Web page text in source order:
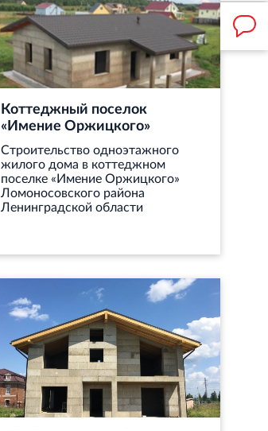
Коттеджный поселок
«Имение Оржицкого»
Строительство одноэтажного
жилого дома в коттеджном
поселке «Имение Оржицкого»
Ломоносовского района
Ленинградской области